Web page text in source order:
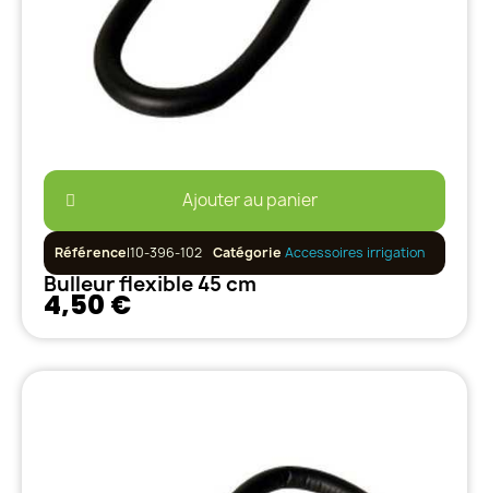
Ajouter au panier
RéférenceI10-396-102 Catégorie Accessoires irrigation
Bulleur flexible 45 cm
4,50 €